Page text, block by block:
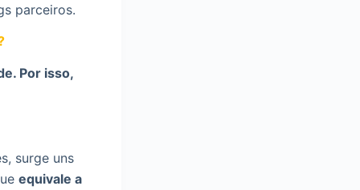
parceiros.
Por isso,
surge uns
equivale a